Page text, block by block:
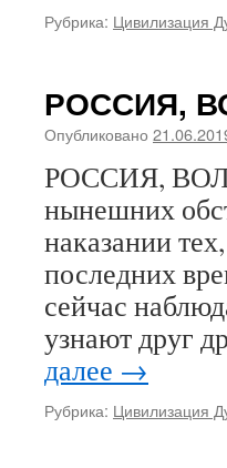
Рубрика: Цивилизация
РОССИЯ,
Опубликовано
РОССИЯ,
нынешних
наказании
последних
сейчас
узнают друг
далее →
Рубрика: Цивилизация